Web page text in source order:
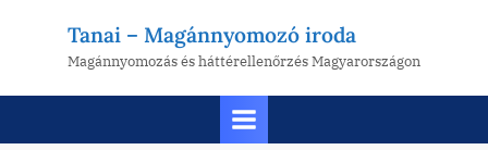
Tanai – Magánnyomozó iroda
Magánnyomozás és háttérellenőrzés Magyarországon